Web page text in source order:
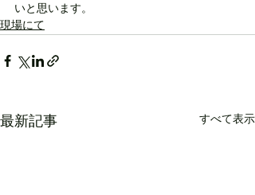
いと思います。
現場にて
最新記事 すべて表示